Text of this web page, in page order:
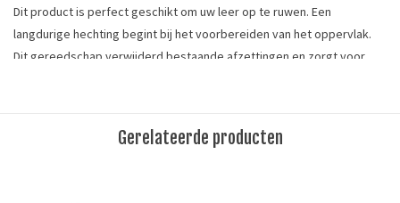
Dit product is perfect geschikt om uw leer op te ruwen. Een
langdurige hechting begint bij het voorbereiden van het oppervlak.
Dit gereedschap verwijderd bestaande afzettingen en zorgt voor
Gerelateerde producten